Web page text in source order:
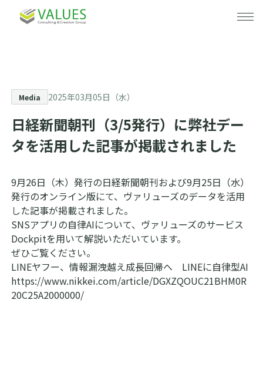
事業・サービストップ
データプラットフォーム
分析・コンサルティング
施策設計・実行
DX推進支援
海外マーケティングリサーチ
マナミナ
事例紹介
セミナー
ニュース
会社情報
会社情報トップ
代表メッセージ
私たちが大切にしていること
お役立ち情報
採用情報
Media 2025年03月05日（水）
日経新聞朝刊（3/5発行）に弊社デー
タを活用した記事が掲載されました
9月26日（木）発行の日経新聞朝刊および9月25日（水）
発行のオンライン版にて、ヴァリューズのデータを活用
した記事が掲載されました。
SNSアプリの自律AIについて、ヴァリューズのサービス
Dockpitを用いて解説いただいています。
ぜひご覧ください。
LINEヤフー、情報漏洩越え成長回帰へ LINEに自律型AI
https://www.nikkei.com/article/DGXZQOUC21BHM0R
20C25A2000000/